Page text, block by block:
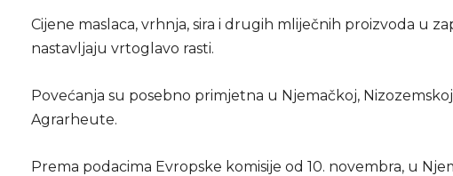
Cijene maslaca, vrhnja, sira i drugih mliječnih proizvoda u
nastavljaju vrtoglavo rasti.
Povećanja su posebno primjetna u Njemačkoj, Nizozemskoj
Agrarheute.
Prema podacima Evropske komisije od 10. novembra, u